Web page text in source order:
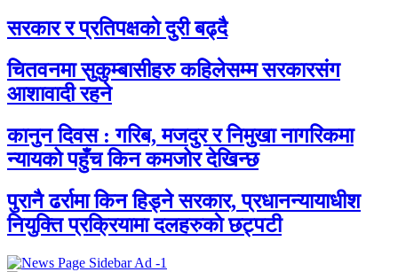
सरकार र प्रतिपक्षकाे दुरी बढ्दै
चितवनमा सुकुम्बासीहरु कहिलेसम्म सरकारसंग
आशावादी रहने
कानुन दिवस : गरिब, मजदुर र निमुखा नागरिकमा
न्यायको पहुँच किन कमजोर देखिन्छ
पुरानै ढर्रामा किन हिड्ने सरकार, प्रधानन्यायाधीश
नियुक्ति प्रक्रियामा दलहरुकाे छट्पटी